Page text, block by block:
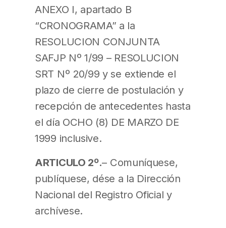
ANEXO I, apartado B
“CRONOGRAMA” a la
RESOLUCION CONJUNTA
SAFJP Nº 1/99 – RESOLUCION
SRT Nº 20/99 y se extiende el
plazo de cierre de postulación y
recepción de antecedentes hasta
el día OCHO (8) DE MARZO DE
1999 inclusive.
ARTICULO 2º.– Comuníquese,
publíquese, dése a la Dirección
Nacional del Registro Oficial y
archívese.